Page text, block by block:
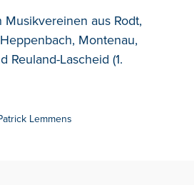
aus Rodt,
Montenau,
Reuland-Lascheid (1.
Lemmens